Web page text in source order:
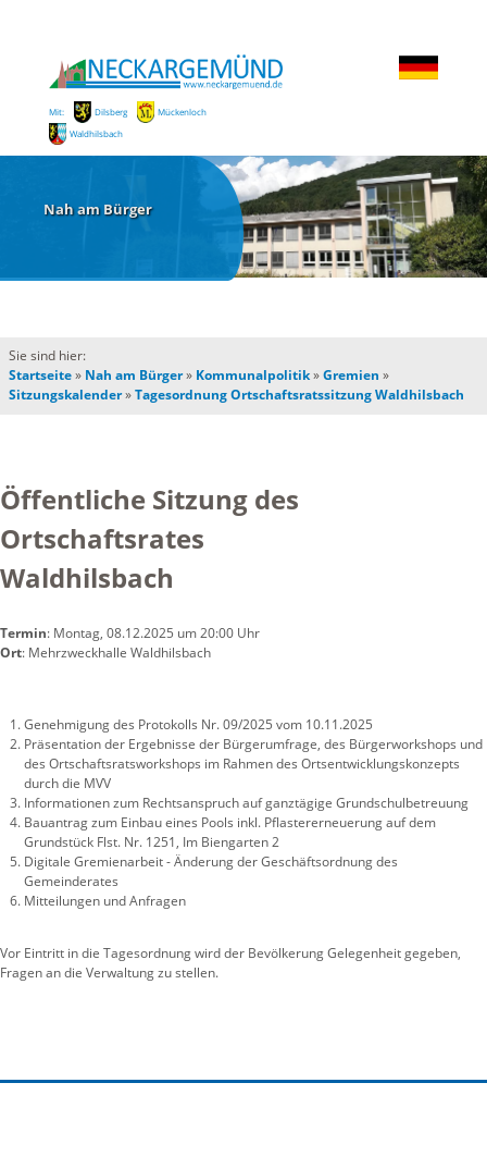
Mit: Dilsberg
Mückenloch
Waldhilsbach
Nah am Bürger
Sie sind hier:
Startseite» Nah am Bürger» Kommunalpolitik»Gremien »
Sitzungskalender»Tagesordnung Ortschaftsratssitzung Waldhilsbach
Öffentliche Sitzung des
Ortschaftsrates
Waldhilsbach
Termin: Montag, 08.12.2025 um 20:00 Uhr
Ort: Mehrzweckhalle Waldhilsbach
Genehmigung des Protokolls Nr. 09/2025 vom 10.11.2025
Präsentation der Ergebnisse der Bürgerumfrage, des Bürgerworkshops und
des Ortschaftsratsworkshops im Rahmen des Ortsentwicklungskonzepts
durch die MVV
Informationen zum Rechtsanspruch auf ganztägige Grundschulbetreuung
Bauantrag zum Einbau eines Pools inkl. Pflastererneuerung auf dem
Grundstück Flst. Nr. 1251, Im Biengarten 2
Digitale Gremienarbeit - Änderung der Geschäftsordnung des
Gemeinderates
Mitteilungen und Anfragen
Vor Eintritt in die Tagesordnung wird der Bevölkerung Gelegenheit gegeben,
Fragen an die Verwaltung zu stellen.